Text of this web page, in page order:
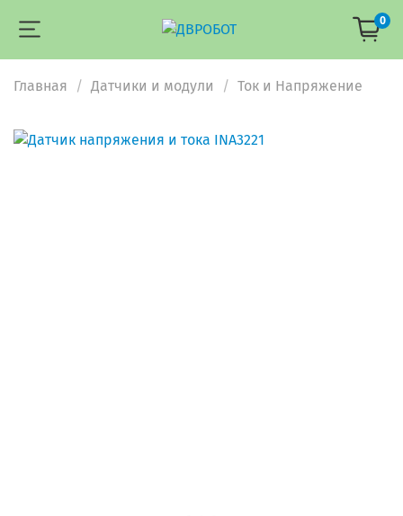
0
Главная Датчики и модули Ток и Напряжение